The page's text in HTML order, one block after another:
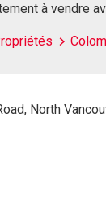
à vendre